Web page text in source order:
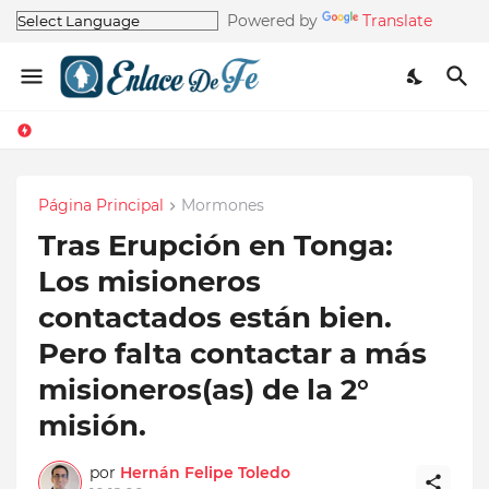
Powered by Translate
Página Principal Mormones
Tras Erupción en Tonga:
Los misioneros
contactados están bien.
Pero falta contactar a más
misioneros(as) de la 2°
misión.
por Hernán Felipe Toledo